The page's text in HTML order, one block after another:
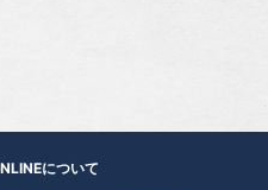
について